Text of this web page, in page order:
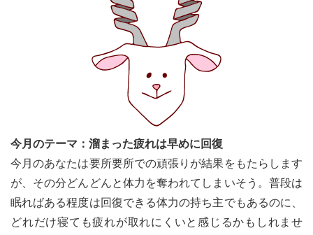
今月のテーマ：溜まった疲れは早めに回復
今月のあなたは要所要所での頑張りが結果をもたらします
が、その分どんどんと体力を奪われてしまいそう。普段は
眠ればある程度は回復できる体力の持ち主でもあるのに、
どれだけ寝ても疲れが取れにくいと感じるかもしれませ